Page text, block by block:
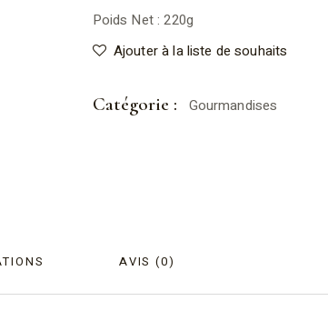
Poids Net : 220g
Ajouter à la liste de souhaits
Catégorie : Gourmandises
AVIS (0)